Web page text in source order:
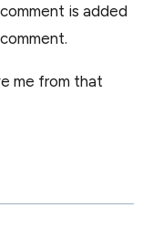
is added
me from that